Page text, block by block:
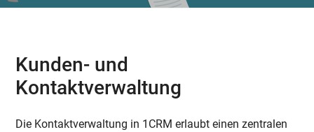
Kunden- und
Kontaktverwaltung
Die Kontaktverwaltung in 1CRM erlaubt einen zentralen